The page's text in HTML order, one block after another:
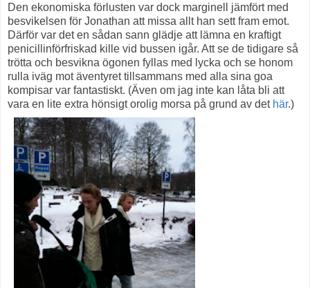
Den ekonomiska förlusten var dock marginell jämfört med
besvikelsen för Jonathan att missa allt han sett fram emot.
Därför var det en sådan sann glädje att lämna en kraftigt
penicillinförfriskad kille vid bussen igår. Att se de tidigare så
trötta och besvikna ögonen fyllas med lycka och se honom
rulla iväg mot äventyret tillsammans med alla sina goa
kompisar var fantastiskt. (Även om jag inte kan låta bli att
vara en lite extra hönsigt orolig morsa på grund av det här.)